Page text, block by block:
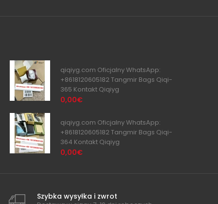
qiqiyg.com Oficjalny WhatsApp:
+8618120605182 Tangmir Bags Qiqi-
365 Kontakt Qiqiyg
0,00€
qiqiyg.com Oficjalny WhatsApp:
+8618120605182 Tangmir Bags Qiqi-
364 Kontakt Qiqiyg
0,00€
Szybka wysyłka i zwrot